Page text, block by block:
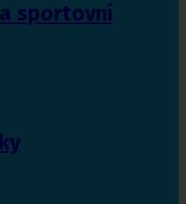
sportovní